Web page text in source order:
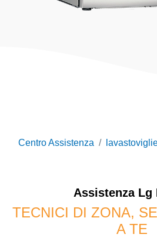
Centro Assistenza
Assistenza Lg
TECNICI DI ZONA,
A TE